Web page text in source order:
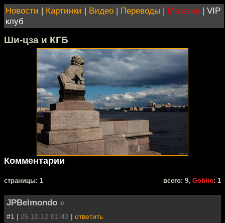
Новости | Картинки | Видео | Переводы | Магазин | VIP
клуб
Ши-цза и КГБ
Комментарии
cтраницы: 1 всего: 9, Goblin: 1
JPBelmondo »
#1 | 25.10.12 01:43 | ответить